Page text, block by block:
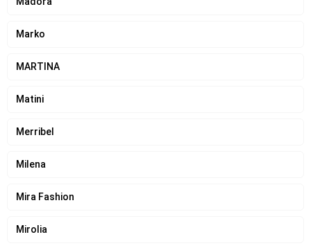
Marko
MARTINA
Matini
Merribel
Milena
Mira Fashion
Mirolia